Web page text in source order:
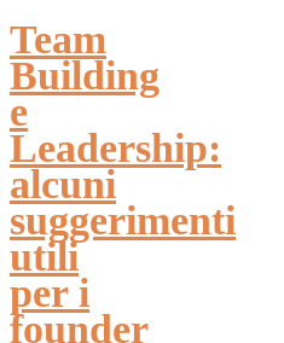
Team
Building
e
Leadership:
alcuni
suggerimenti
utili
per i
founder